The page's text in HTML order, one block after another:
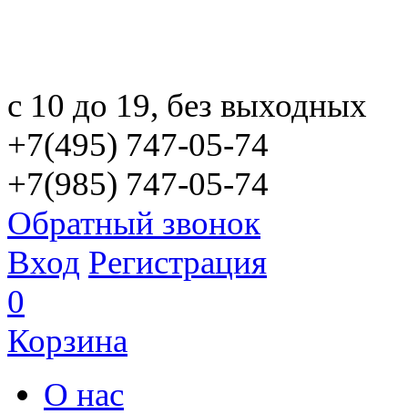
с 10 до 19, без выходных
+7(495) 747-05-74
+7(985) 747-05-74
Обратный звонок
Вход Регистрация
0
Корзина
О нас